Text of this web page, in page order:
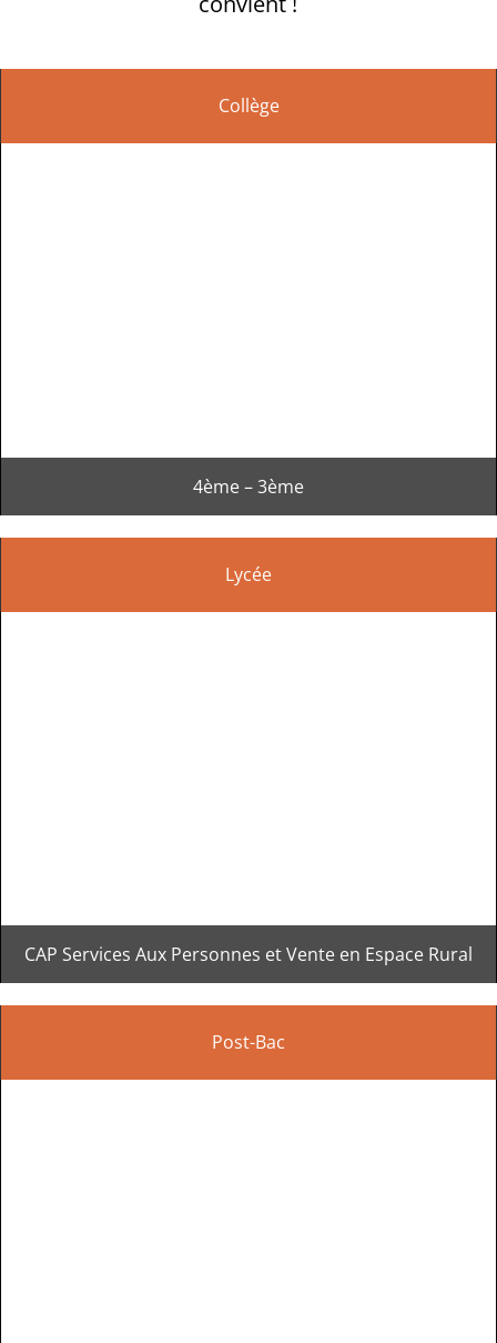
Collège
4ème – 3ème
Lycée
CAP Services Aux Personnes et Vente en Espace Rural
Post-Bac